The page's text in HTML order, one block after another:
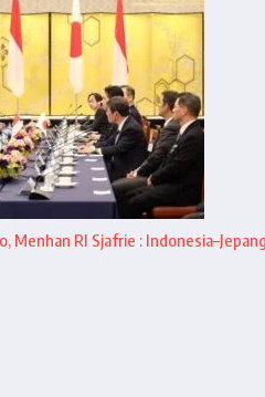
Menhan RI Sjafrie : Indonesia–Jepang